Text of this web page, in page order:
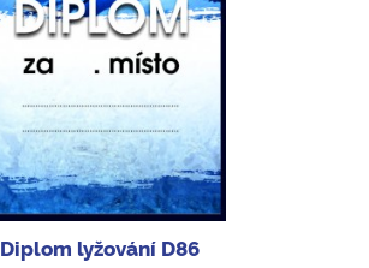
Diplom lyžování D86